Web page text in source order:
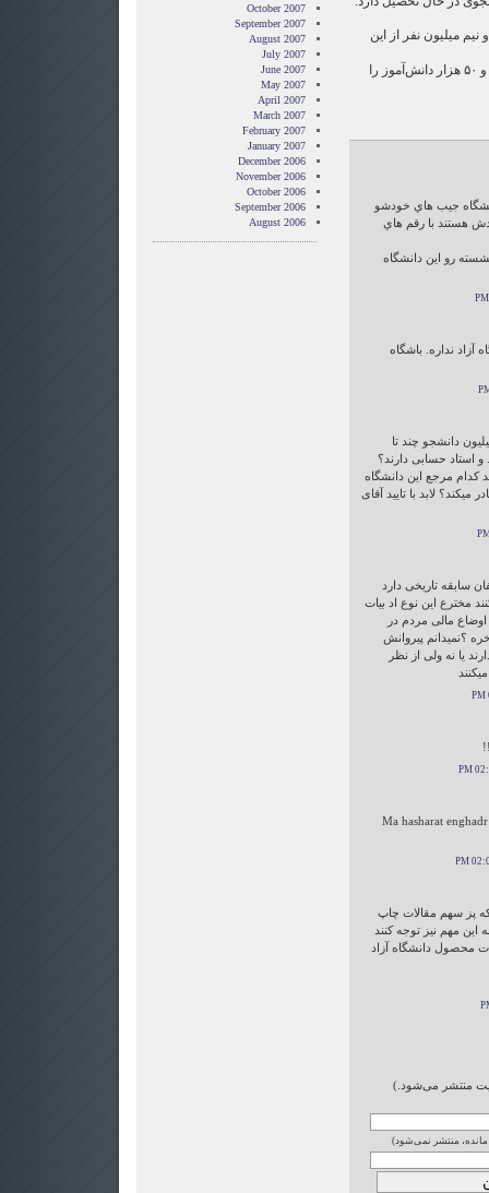
میلیون نفر از این
این دانشگاه همچنین ۶۰۰ مدرسه و ۵۰ هزار دانش‌آموز را
جيب هاي خودشو
هستند با رقم هاي
نشسته رو اين دانشگاه
آزاد نداره. باشگاه
دانشجو چند تا
و استاد حسابی دارند؟
کدام مرجع این دانشگاه
لابد با تایید آقای
سابقه تاریخی دارد
مخترع این نوع اد بیات
مالی مردم در
؟نمیدانم پیروانش
یا نه ولی از نظر
Ma hasharat
که پز سهم مقالات چاپ
این مهم نیز توجه کنند
محصول دانشگاه آزاد
منتشر می‌شود.)
مانده، منتشر نمی‌شود)
October 2007
September 2007
August 2007
July 2007
June 2007
May 2007
April 2007
March 2007
February 2007
January 2007
December 2006
November 2006
October 2006
September 2006
August 2006